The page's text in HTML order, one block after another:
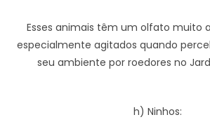
Esses animais têm um olfato muito
especialmente agitados quando
seu ambiente por roedores no
h) Ninhos: